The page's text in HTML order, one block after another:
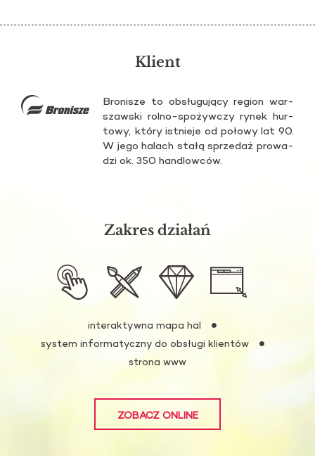
Klient
Bro­ni­sze to ob­słu­gu­ją­cy re­gion war­
szaw­ski rolno-spo­żyw­czy rynek hur­
to­wy, który ist­nie­je od po­ło­wy lat 90.
W jego ha­lach stałą sprze­daż pro­wa­
dzi ok. 350 han­dlow­ców.
Zakres działań
interaktywna mapa hal
system informatyczny do obsługi klientów
strona www
ZOBACZ ONLINE